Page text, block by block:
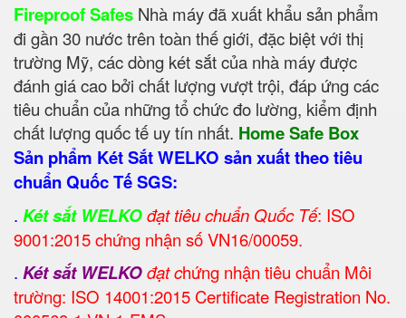
Fireproof Safes Nhà máy đã xuất khẩu sản phẩm
đi gần 30 nước trên toàn thế giới, đặc biệt với thị
trường Mỹ, các dòng két sắt của nhà máy được
đánh giá cao bởi chất lượng vượt trội, đáp ứng các
tiêu chuẩn của những tổ chức đo lường, kiểm định
chất lượng quốc tế uy tín nhất. Home Safe Box
Sản phẩm Két Sắt WELKO sản xuất theo tiêu
chuẩn Quốc Tế SGS:
. Két sắt WELKOđạt tiêu chuẩn Quốc Tế: ISO
9001:2015 chứng nhận số VN16/00059.
. Két sắt WELKOđạt chứng nhận tiêu chuẩn Môi
trường: ISO 14001:2015 Certificate Registration No.